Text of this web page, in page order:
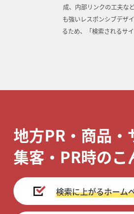
成、内部リンクの工夫な
も強いレスポンシブデザ
るため、「検索されるサ
地方PR・商品・
集客・PR時のこ
検索に上がるホーム